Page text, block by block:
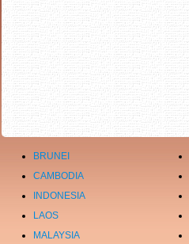
BRUNEI
CAMBODIA
INDONESIA
LAOS
MALAYSIA